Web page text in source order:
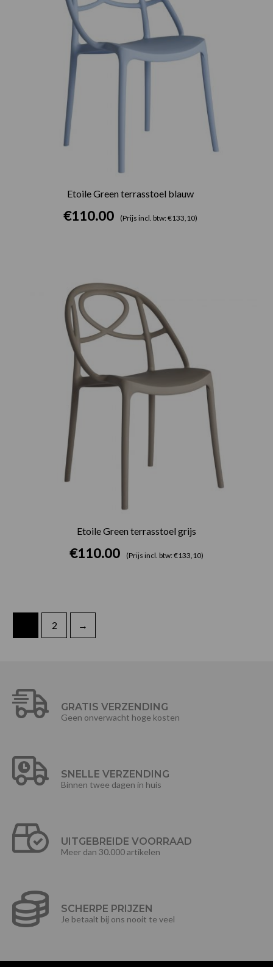
Etoile Green terrasstoel blauw
€110.00 (Prijs incl. btw: €133,10)
Etoile Green terrasstoel grijs
€110.00 (Prijs incl. btw: €133,10)
2 →
GRATIS VERZENDING
Geen onverwacht hoge kosten
SNELLE VERZENDING
Binnen twee dagen in huis
UITGEBREIDE VOORRAAD
Meer dan 30.000 artikelen
SCHERPE PRIJZEN
Je betaalt bij ons nooit te veel